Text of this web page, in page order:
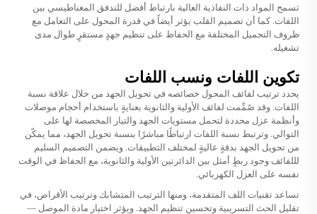
تسمح المواد ذات النفاذية العالية بارتباط أفضل للتدفق المغناطيسي بين
اللفات. كما أن تصميم القلب يؤثر أيضاً في قدرة المحول على التعامل مع
ظروف التحميل المختلفة مع الحفاظ على تنظيم جهدٍ مستقرٍ طوال مدى
تشغيله.
تكوين اللفات ونسب اللفات
يحدد ترتيب لفائف المحول خصائصه في تحويل الجهد من خلال علاقة نسبة
اللفات. وقد صُمِّمت لفائف الأولية والثانوية بعنايةٍ باستخدام أحجام موصلات
وأنظمة عزل محددة لتحمل مستويات الجهد والتيار المخصصة لها على
التوالي. وترتبط نسبة اللفات ارتباطًا مباشرًا بنسبة تحويل الجهد، مما يمكّن
من تحويل الجهد بدقةٍ عاليةٍ لمختلف التطبيقات. ويضمن التصميم السليم
لللفائف وجود ربطٍ أمثل بين الدائرتين الأولية والثانوية، مع الحفاظ في الوقت
نفسه على العزل الكهربائي.
تساعد تقنيات اللف المتقدمة، ومنها الترتيب المتشابك وترتيب الأقراص، في
تقليل الحث التسريبية وتحسين تنظيم الجهد. ويؤثر اختيار مادة الموصل —